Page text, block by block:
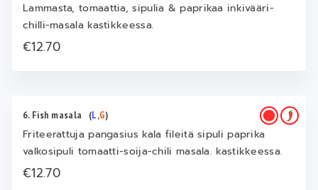
Lammasta, tomaattia, sipulia & paprikaa inkivääri-
chilli-masala kastikkeessa.
€12.70
6. Fish masala (L,G)
Friteerattuja pangasius kala fileitä sipuli paprika
valkosipuli tomaatti-soija-chili masala. kastikkeessa.
€12.70